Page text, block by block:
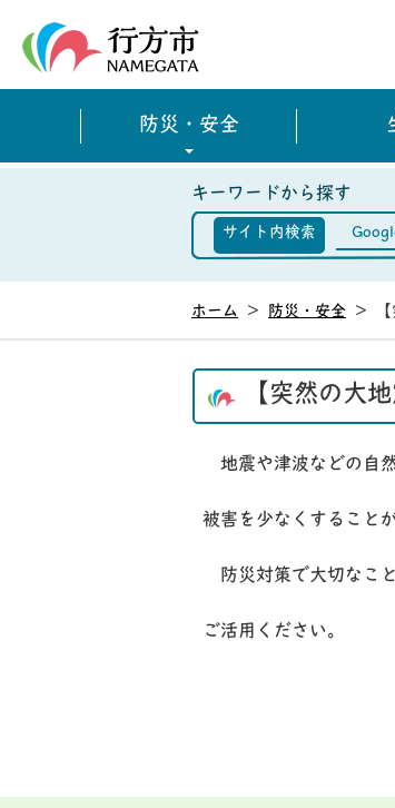
防災・安全
キーワードから探す
サイト内検索
ホーム > 防災・安全 >
【突然の大
地震や津波などの自
被害を少なくすること
防災対策で大切なこ
ご活用ください。